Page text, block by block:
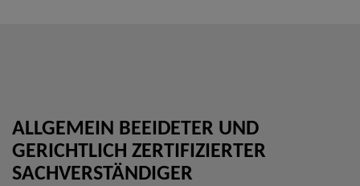
ALLGEMEIN BEEIDETER UND
GERICHTLICH ZERTIFIZIERTER
SACHVERSTÄNDIGER